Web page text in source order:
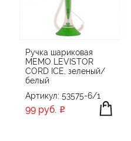
Ручка шариковая
MEMO LEVISTOR
CORD ICE, зеленый/
белый
Артикул: 53575-6/1
99 руб.